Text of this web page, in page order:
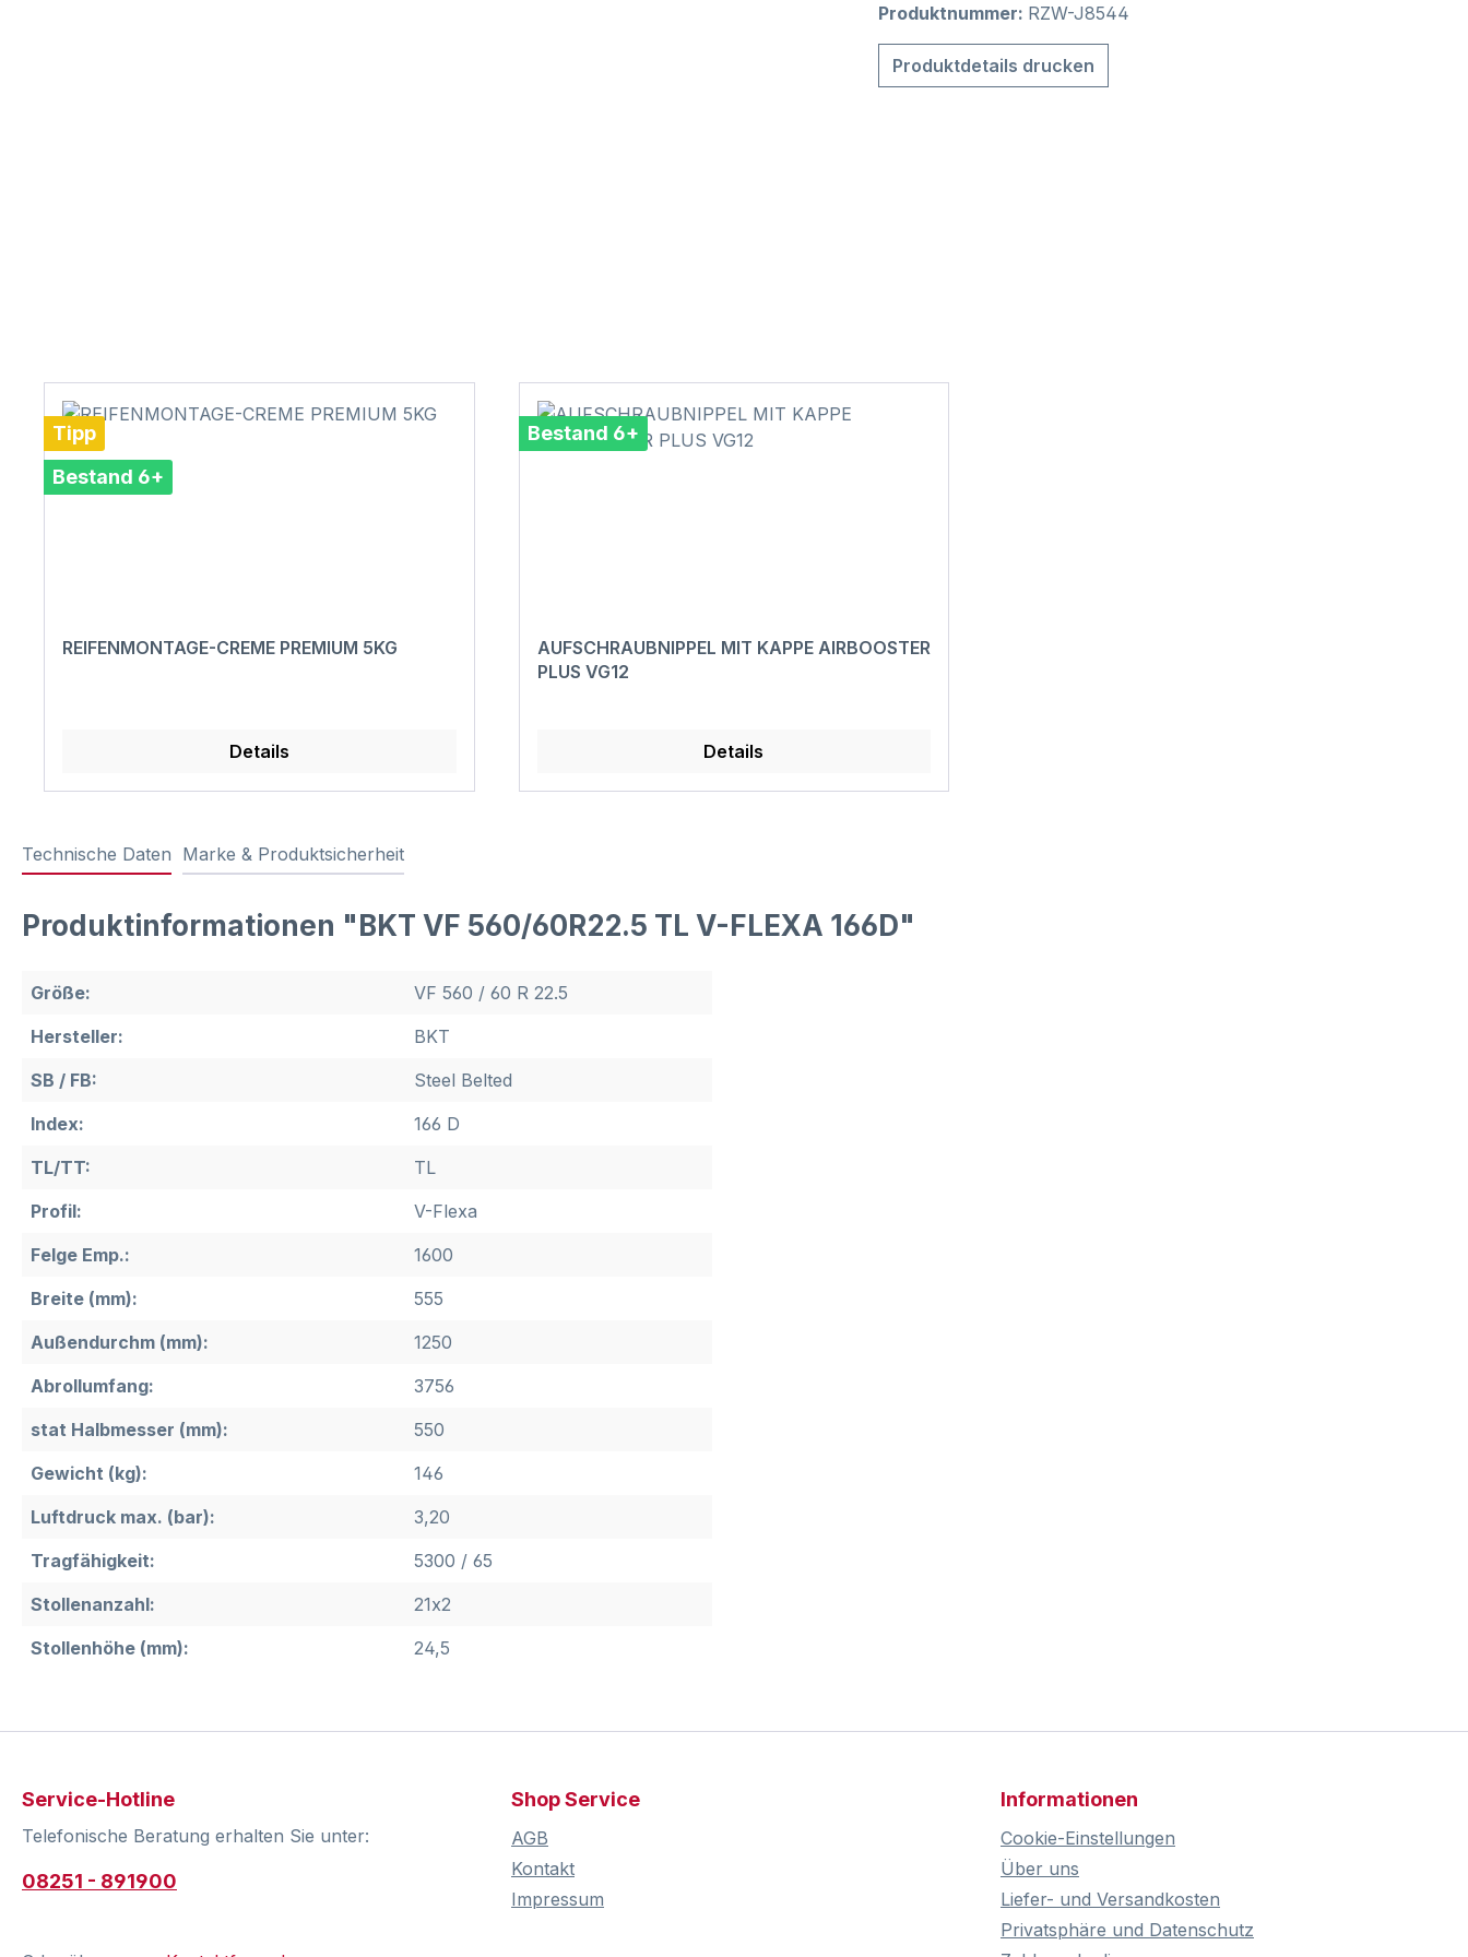
Produktnummer: RZW-J8544
Produktdetails drucken
Tipp
Bestand 6+
REIFENMONTAGE-CREME PREMIUM 5KG
Details
Bestand 6+
AUFSCHRAUBNIPPEL MIT KAPPE AIRBOOSTER
PLUS VG12
Details
Technische Daten Marke & Produktsicherheit
Produktinformationen "BKT VF 560/60R22.5 TL V-FLEXA 166D"
Größe:
VF 560 / 60 R 22.5
Hersteller:
BKT
SB / FB:
Steel Belted
Index:
166 D
TL/TT:
TL
Profil:
V-Flexa
Felge Emp.:
1600
Breite (mm):
555
Außendurchm (mm):
1250
Abrollumfang:
3756
stat Halbmesser (mm):
550
Gewicht (kg):
146
Luftdruck max. (bar):
3,20
Tragfähigkeit:
5300 / 65
Stollenanzahl:
21x2
Stollenhöhe (mm):
24,5
Service-Hotline
Telefonische Beratung erhalten Sie unter:
08251 - 891900
Shop Service
AGB
Kontakt
Impressum
Informationen
Cookie-Einstellungen
Über uns
Liefer- und Versandkosten
Privatsphäre und Datenschutz